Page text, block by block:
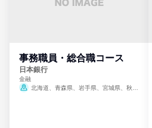
事務職員・総合職コース
日本銀行
金融
北海道、青森県、岩手県、宮城県、秋田